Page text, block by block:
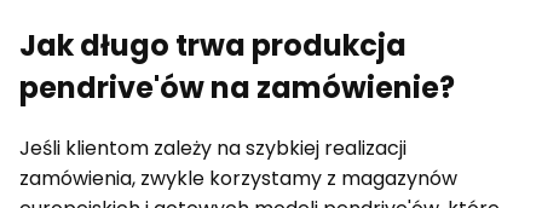
Jak długo trwa produkcja
pendrive'ów na zamówienie?
Jeśli klientom zależy na szybkiej realizacji
zamówienia, zwykle korzystamy z magazynów